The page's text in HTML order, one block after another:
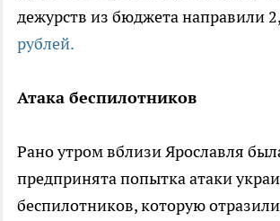
дежурств из бюджета направили
рублей.
Атака беспилотников
Рано утром вблизи Ярославля
предпринята попытка атаки
беспилотников, которую отразили